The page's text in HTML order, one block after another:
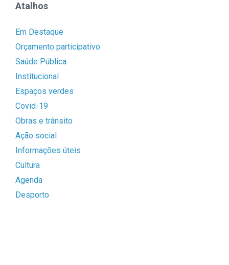
Atalhos
Em Destaque
Orçamento participativo
Saúde Pública
Institucional
Espaços verdes
Covid-19
Obras e trânsito
Ação social
Informações úteis
Cultura
Agenda
Desporto